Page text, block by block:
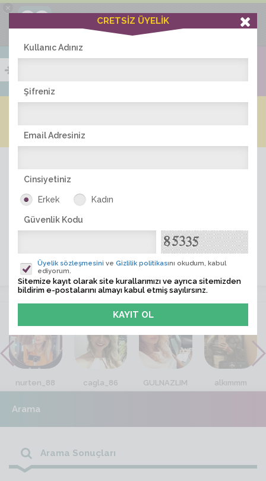
×
Ciddiask Uygulaması
+1 Hafta Gold Üyelik Kazan
Bedava - com.ciddi.ask
İNDİR
ÜYE ARA
VİTRİN
nurten_88 cagla_86 GULNAZLIM alkımmm
Arama
Arama Sonuçları
CRETSİZ ÜYELİK
Kullanıc Adınız
Şifreniz
Email Adresiniz
Cinsiyetiniz
Erkek Kadın
Güvenlik Kodu
Üyelik sözleşmesini ve Gizlilik politikasını okudum, kabul
ediyorum.
Sitemize kayıt olarak site kurallarımızı ve ayrıca sitemizden
bildirim e-postalarını almayı kabul etmiş sayılırsınz.